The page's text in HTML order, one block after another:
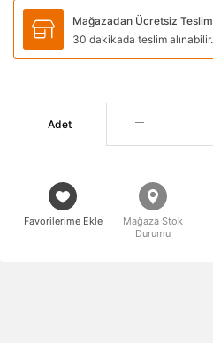
Mağazadan Ücretsiz Teslim
30 dakikada teslim alınabilir.
Adet
Favorilerime Ekle
Mağaza Stok
Durumu